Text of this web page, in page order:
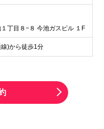
丁目８−８ 今池ガスビル １F
)から徒歩1分